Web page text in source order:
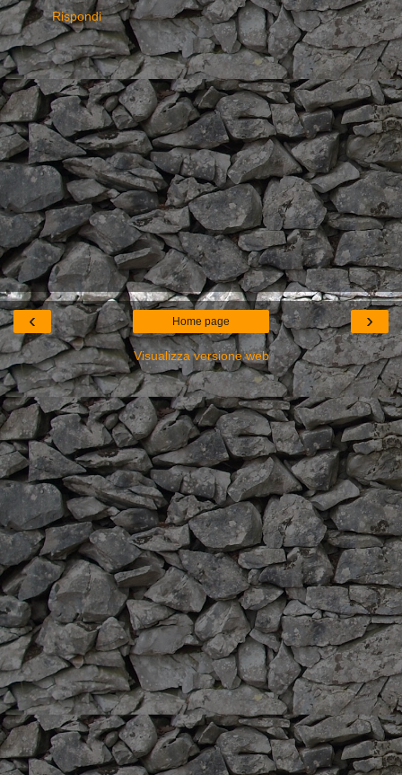
Rispondi
‹ ›
Home page
Visualizza versione web